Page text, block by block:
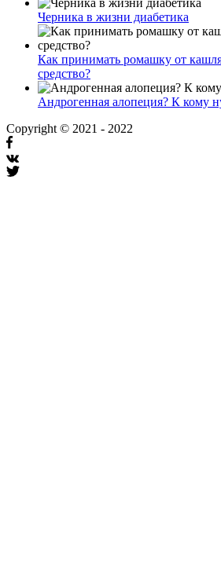
Черника в жизни диабетика
Как принимать ромашку от
средство?
Андрогенная алопеция? К кому
Copyright © 2021 - 2022